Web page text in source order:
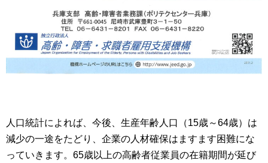
人口統計によれば、今後、生産年齢人口（15歳～64歳）は
減少の一途をたどり、企業の人材確保はますます困難にな
っていきます。65歳以上の高齢者従業員の在籍期間が延び